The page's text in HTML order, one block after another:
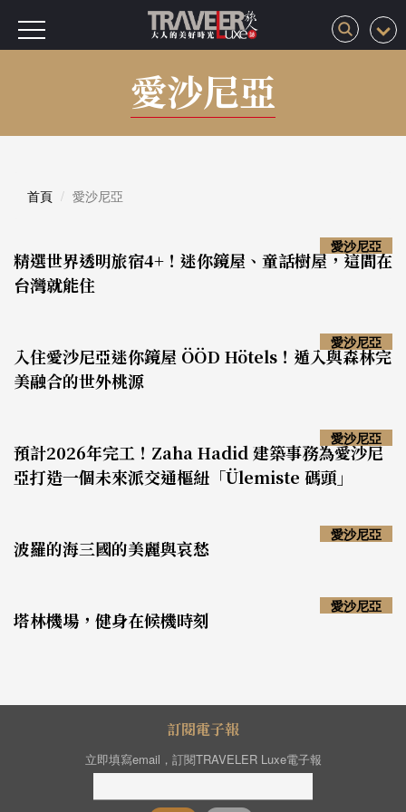
愛沙尼亞
首頁 愛沙尼亞
精選世界透明旅宿4+！迷你鏡屋、童話樹屋，這間在
台灣就能住
愛沙尼亞
入住愛沙尼亞迷你鏡屋 ÖÖD Hötels！遁入與森林完
美融合的世外桃源
愛沙尼亞
預計2026年完工！Zaha Hadid 建築事務為愛沙尼
亞打造一個未來派交通樞紐「Ülemiste 碼頭」
愛沙尼亞
波羅的海三國的美麗與哀愁
愛沙尼亞
塔林機場，健身在候機時刻
愛沙尼亞
訂閱電子報
立即填寫email，訂閱TRAVELER Luxe電子報